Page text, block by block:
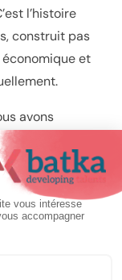
l’histoire
construit pas
et
avons
déjà avec ce
sur nos